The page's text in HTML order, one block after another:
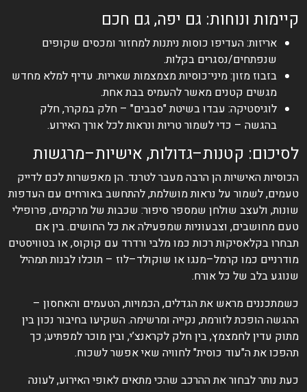
קיימות ונוחות: גם יפה, גם חכם
אריזות: העדיפו כוסות ניתנות למחזור ומכסים שקופים
שנפתחים/נסגרים בקלות.
בזבוז מזון: מיני־כוסיות מצמצמות שאריות. עדיף למלא מחדש
מגשים קטנים מאשר להעמיס בבת אחת.
לוגיסטיקה: עבדו בשיטת "סבבים" – חלק במקרר, חלק
בהגשה – כדי לשמור טריות ונראות לכל אורך האירוע.
לסיכום: קטנות–גדולות, אישיות–מרגשות
הכוסיות האישיות הן הרבה מעבר לטרנד. הן מאפשרות לכם לדייק
טעמים, לשמור על נראות מושלמת, להתחשב באורחים עם העדפות
שונות, ולעצב שולחן שמספר סיפור: שכבות של מרקמים, פרופילי
טעם מחושבים, וצבעוניות שמפעילה את כל החושים. בין אם
תבחרו בקלאסיקות רכות כמו מלבי ורדרד עם קוקוס, או בטוויסטים
מודרניים כמו קרמל–מנגו או שוקולד–לוז – תוכלו לבנות תמהיל
שנוגע בלב של כל אורח.
כשמתכננים מראש את הגדלים, הכמויות, הטעמים והאחסון –
ההגשה הופכת לזורמת, נקייה ומרשימה. השקיעו בחיבור נכון בין
מתוק עדין לחמצמץ, בין חלק לקראנצ’י, ובין מוכר למפתיע; כך
תהפכו את ה"עוד כוסית" לחוויה שאי אפשר לשכוח.
כעת נותר לבחור את ההרכב שהכי מתאים לאופי האירוע, לעונה